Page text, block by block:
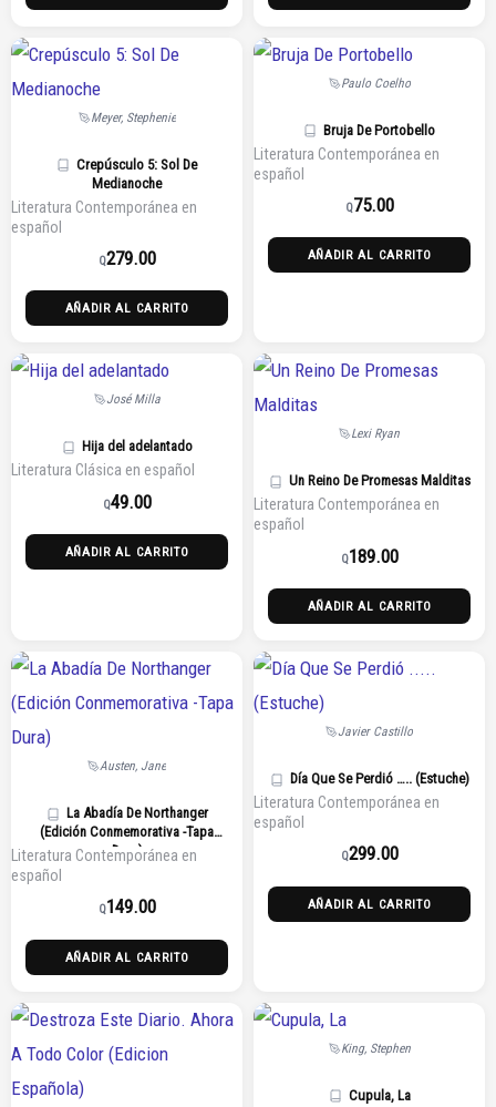
Meyer, Stephenie
Crepúsculo 5: Sol De
Medianoche
Literatura Contemporánea en
español
Q279.00
AÑADIR AL CARRITO
Paulo Coelho
Bruja De Portobello
Literatura Contemporánea en
español
Q75.00
AÑADIR AL CARRITO
José Milla
Hija del adelantado
Literatura Clásica en español
Q49.00
AÑADIR AL CARRITO
Lexi Ryan
Un Reino De Promesas Malditas
Literatura Contemporánea en
español
Q189.00
AÑADIR AL CARRITO
Austen, Jane
La Abadía De Northanger
(Edición Conmemorativa -Tapa
Dura)
Literatura Contemporánea en
español
Q149.00
AÑADIR AL CARRITO
Javier Castillo
Día Que Se Perdió ….. (Estuche)
Literatura Contemporánea en
español
Q299.00
AÑADIR AL CARRITO
King, Stephen
Cupula, La